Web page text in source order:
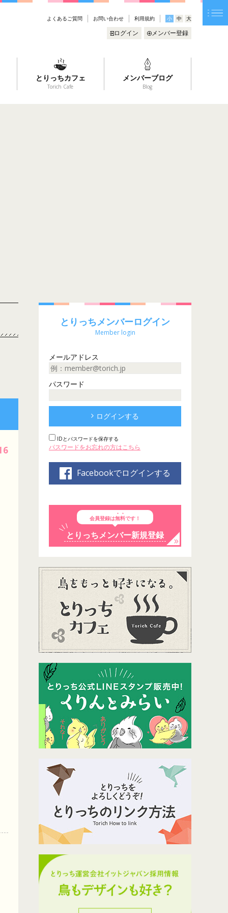
よくあるご質問 お問い合わせ 利用規約 小 中 大
ログイン メンバー登録
とりっちカフェ
Torich Cafe
メンバーブログ
Blog
とりっちメンバーログイン
Member login
メールアドレス
パスワード
ログインする
IDとパスワードを保存する
パスワードをお忘れの方はこちら
Facebookでログインする
会員登録は無料です！
とりっちメンバー新規登録